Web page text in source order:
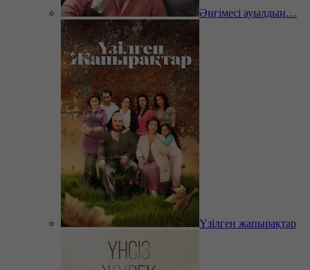
Әңгімесі ауылдың…
Үзілген жапырақтар